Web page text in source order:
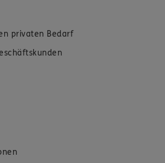
privaten Bedarf